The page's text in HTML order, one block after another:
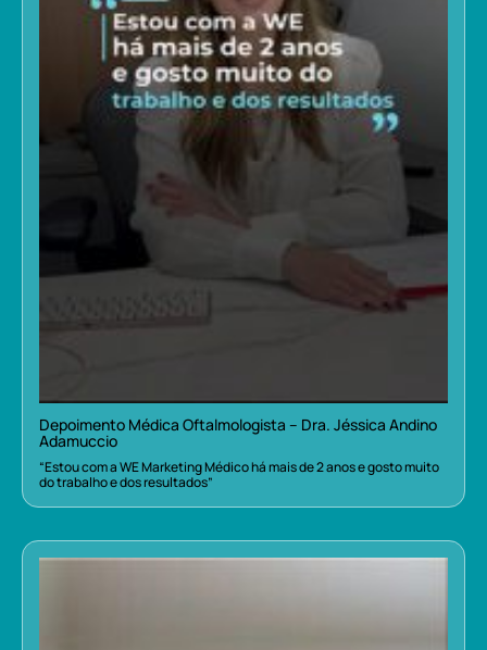
Depoimento Médica Oftalmologista – Dra. Jéssica Andino
Adamuccio
“Estou com a WE Marketing Médico há mais de 2 anos e gosto muito
do trabalho e dos resultados”